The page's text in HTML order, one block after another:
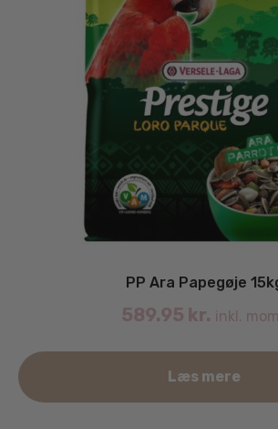
PP Ara Papegøje
589.95 kr. inkl.
Læs mere